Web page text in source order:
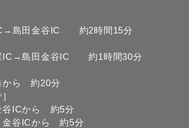
島田金谷IC 約2時間15分
IC→島田金谷IC 約1時間30分
から 約20分
谷ICから 約5分
金谷ICから 約5分